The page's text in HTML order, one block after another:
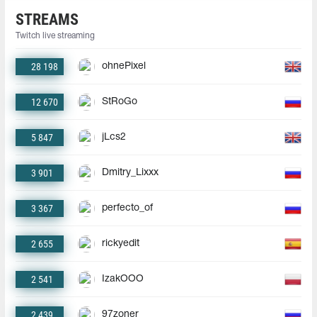
STREAMS
Twitch live streaming
28 198 ohnePixel
12 670 StRoGo
5 847 jLcs2
3 901 Dmitry_Lixxx
3 367 perfecto_of
2 655 rickyedit
2 541 IzakOOO
2 439 97zoner